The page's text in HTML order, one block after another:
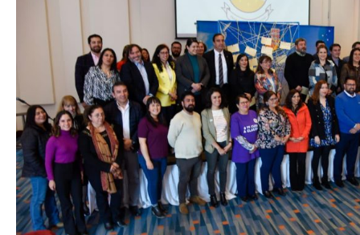
VIDEOS
GALERIA DE FOTOS
APP MÓVIL
TRANSPARENCIA